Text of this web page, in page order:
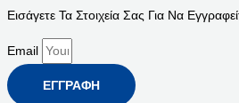
Εισάγετε Τα Στοιχεία Σας Για Να
Email
ΕΓΓΡΑΦΉ